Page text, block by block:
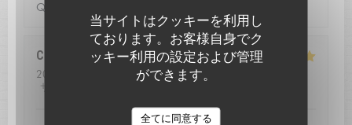
当サイトはクッキーを利用し
ております。お客様自身でク
ッキー利用の設定および管理
ができます。
全てに同意する
Qualite de l'accueil
Christoffer N
2026-07-23
- 13:15 - ゲスト 2
サービス
L'AUBERGE SAINT JEAN